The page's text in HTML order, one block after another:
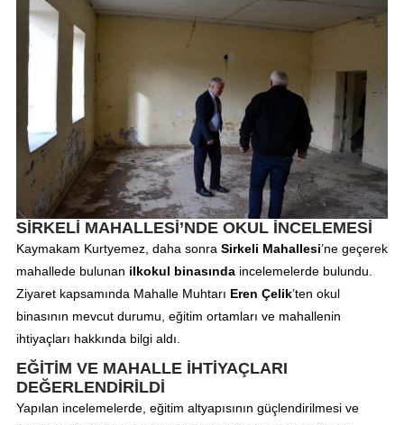
SİRKELİ MAHALLESİ’NDE OKUL İNCELEMESİ
Kaymakam Kurtyemez, daha sonra Sirkeli Mahallesi’ne geçerek
mahallede bulunan ilkokul binasındaincelemelerde bulundu.
Ziyaret kapsamında Mahalle Muhtarı Eren Çelik’ten okul
binasının mevcut durumu, eğitim ortamları ve mahallenin
ihtiyaçları hakkında bilgi aldı.
EĞİTİM VE MAHALLE İHTİYAÇLARI
DEĞERLENDİRİLDİ
Yapılan incelemelerde, eğitim altyapısının güçlendirilmesi ve